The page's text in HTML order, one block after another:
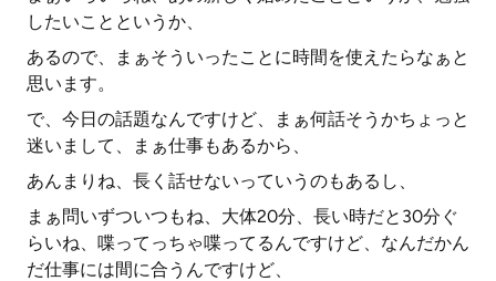
したいことというか、
あるので、まぁそういったことに時間を使えたらなぁと
思います。
で、今日の話題なんですけど、まぁ何話そうかちょっと
迷いまして、まぁ仕事もあるから、
あんまりね、長く話せないっていうのもあるし、
まぁ問いずついつもね、大体20分、長い時だと30分ぐ
らいね、喋ってっちゃ喋ってるんですけど、なんだかん
だ仕事には間に合うんですけど、